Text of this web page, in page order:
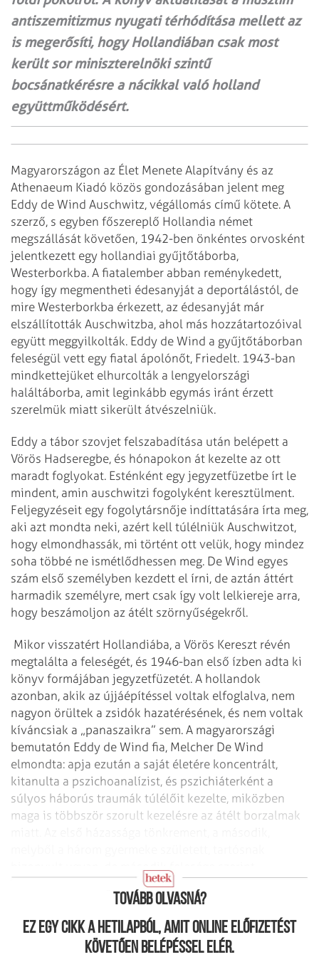
antiszemitizmus nyugati térhódítása mellett az
is megerősíti, hogy Hollandiában csak most
került sor miniszterelnöki szintű
bocsánatkérésre a nácikkal való holland
együttműködésért.
Magyarországon az Élet Menete Alapítvány és az
Athenaeum Kiadó közös gondozásában jelent meg
Eddy de Wind Auschwitz, végállomás című kötete. A
szerző, s egyben főszereplő Hollandia német
megszállását követően, 1942-ben önkéntes orvosként
jelentkezett egy hollandiai gyűjtőtáborba,
Westerborkba. A fiatalember abban reménykedett,
hogy így megmentheti édesanyját a deportálástól, de
mire Westerborkba érkezett, az édesanyját már
elszállították Auschwitzba, ahol más hozzátartozóival
együtt meggyilkolták. Eddy de Wind a gyűjtőtáborban
feleségül vett egy fiatal ápolónőt, Friedelt. 1943-ban
mindkettejüket elhurcolták a lengyelországi
haláltáborba, amit leginkább egymás iránt érzett
szerelmük miatt sikerült átvészelniük.
Eddy a tábor szovjet felszabadítása után belépett a
Vörös Hadseregbe, és hónapokon át kezelte az ott
maradt foglyokat. Esténként egy jegyzetfüzetbe írt le
mindent, amin auschwitzi fogolyként keresztülment.
Feljegyzéseit egy fogolytársnője indíttatására írta meg,
aki azt mondta neki, azért kell túlélniük Auschwitzot,
hogy elmondhassák, mi történt ott velük, hogy mindez
soha többé ne ismétlődhessen meg. De Wind egyes
szám első személyben kezdett el írni, de aztán áttért
harmadik személyre, mert csak így volt lelkiereje arra,
hogy beszámoljon az átélt szörnyűségekről.
Mikor visszatért Hollandiába, a Vörös Kereszt révén
megtalálta a feleségét, és 1946-ban első ízben adta ki
könyv formájában jegyzetfüzetét. A hollandok
azonban, akik az újjáépítéssel voltak elfoglalva, nem
nagyon örültek a zsidók hazatérésének, és nem voltak
kíváncsiak a „panaszaikra” sem. A magyarországi
bemutatón Eddy de Wind fia, Melcher De Wind
elmondta: apja ezután a saját életére koncentrált,
kitanulta a pszichoanalízist, és pszichiáterként a
súlyos háborús traumák túlélőit kezelte, miközben
maga is többször szorult kezelésre az átélt borzalmak
„Auschwitz mindig ott ült a konyhaasztalunknál”.
Tovább olvasná?
Ez egy cikk a hetilapból, amit online előfizetést
követően belépéssel elér.